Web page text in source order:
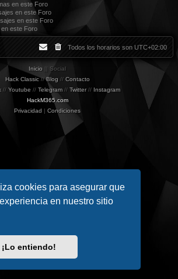
cookies para asegurar que
en nuestro sitio
¡Lo entiendo!
en este Foro
en este Foro
en este Foro
este Foro
Todos los horarios son UTC+02:00
Inicio || Social
Hack Classic//Blog // Contacto
// Youtube // Telegram // Twitter// Instagram
HackM365.com
Privacidad | Condiciones